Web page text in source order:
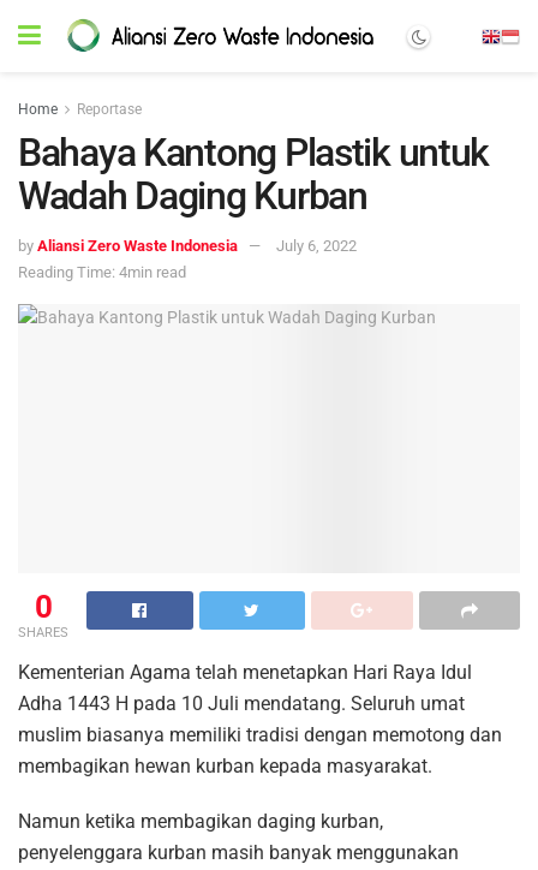
Home Reportase
Bahaya Kantong Plastik untuk
Wadah Daging Kurban
by Aliansi Zero Waste Indonesia
July 6, 2022
Reading Time: 4min read
0
SHARES
Kementerian Agama telah menetapkan Hari Raya Idul
Adha 1443 H pada 10 Juli mendatang. Seluruh umat
muslim biasanya memiliki tradisi dengan memotong dan
membagikan hewan kurban kepada masyarakat.
Namun ketika membagikan daging kurban,
penyelenggara kurban masih banyak menggunakan